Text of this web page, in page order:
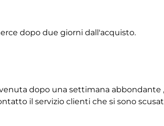
dopo due giorni dall'acquisto.
dopo una settimana
il servizio clienti che si sono